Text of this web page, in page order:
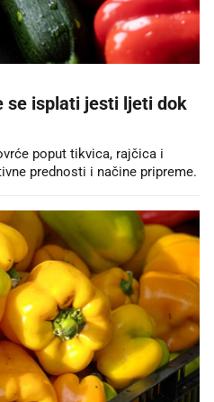
se isplati jesti ljeti dok
poput tikvica, rajčica i
prednosti i načine pripreme.